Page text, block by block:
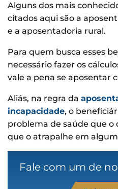
Alguns dos mais
citados aqui são a
e a aposentadoria rural.
Para quem busca esses
necessário fazer os
vale a pena se aposentar
Aliás, na regra da
incapacidade, o
problema de saúde que o
que o atrapalhe em
Fale com um de